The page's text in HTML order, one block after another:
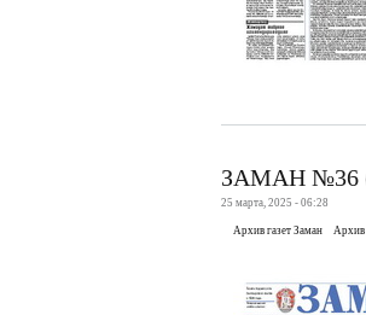
ЗАМАН №36
25 марта, 2025 - 06:28
Архив газет Заман Архив